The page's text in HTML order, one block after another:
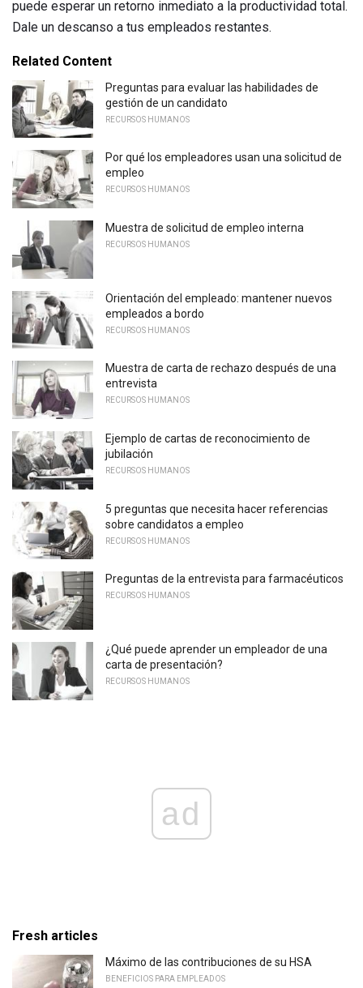
puede esperar un retorno inmediato a la productividad total.
Dale un descanso a tus empleados restantes.
Related Content
Preguntas para evaluar las habilidades de
gestión de un candidato
RECURSOS HUMANOS
Por qué los empleadores usan una solicitud de
empleo
RECURSOS HUMANOS
Muestra de solicitud de empleo interna
RECURSOS HUMANOS
Orientación del empleado: mantener nuevos
empleados a bordo
RECURSOS HUMANOS
Muestra de carta de rechazo después de una
entrevista
RECURSOS HUMANOS
Ejemplo de cartas de reconocimiento de
jubilación
RECURSOS HUMANOS
5 preguntas que necesita hacer referencias
sobre candidatos a empleo
RECURSOS HUMANOS
Preguntas de la entrevista para farmacéuticos
RECURSOS HUMANOS
¿Qué puede aprender un empleador de una
carta de presentación?
RECURSOS HUMANOS
ad
Fresh articles
Máximo de las contribuciones de su HSA
BENEFICIOS PARA EMPLEADOS